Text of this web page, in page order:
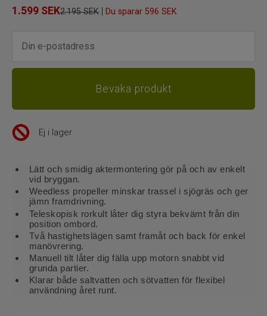
1.599 SEK2.195 SEK | Du sparar 596 SEK
Ej i lager
Lätt och smidig aktermontering gör på och av enkelt
vid bryggan.
Weedless propeller minskar trassel i sjögräs och ger
jämn framdrivning.
Teleskopisk rorkult låter dig styra bekvämt från din
position ombord.
Två hastighetslägen samt framåt och back för enkel
manövrering.
Manuell tilt låter dig fälla upp motorn snabbt vid
grunda partier.
Klarar både saltvatten och sötvatten för flexibel
användning året runt.